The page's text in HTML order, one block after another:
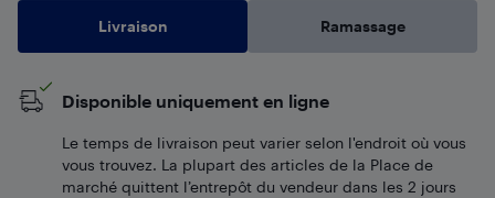
Livraison Ramassage
Disponible uniquement en ligne
Le temps de livraison peut varier selon l'endroit où vous
vous trouvez. La plupart des articles de la Place de
marché quittent l’entrepôt du vendeur dans les 2 jours